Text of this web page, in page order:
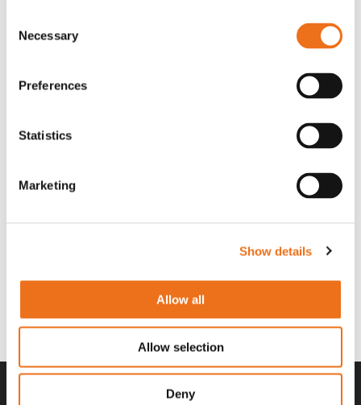
Selection
Necessary
Preferences
Statistics
Marketing
Show details
Allow all
Allow selection
Deny
Lägg till i varukorg
0kr (ex. moms)
Rotor teeth 8t/6k 7.5Gr/8 R6/14
969.1865
2 692kr (ex. moms)